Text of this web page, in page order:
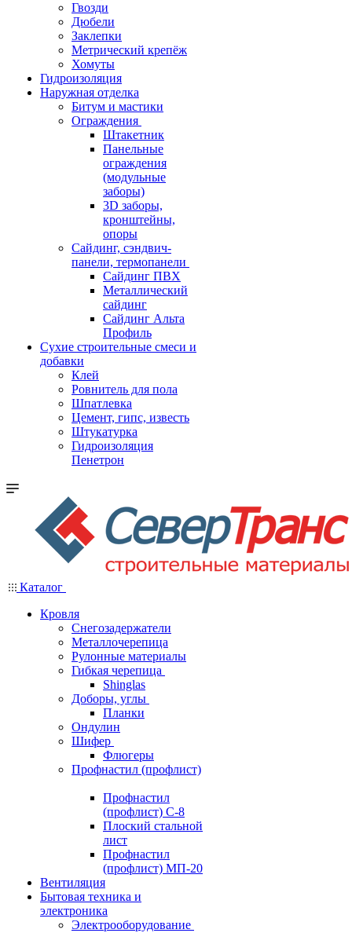
Гвозди
Дюбели
Заклепки
Метрический крепёж
Хомуты
Гидроизоляция
Наружная отделка
Битум и мастики
Ограждения
Штакетник
Панельные
ограждения
(модульные
заборы)
3D заборы,
кронштейны,
опоры
Cайдинг, сэндвич-
панели, термопанели
Сайдинг ПВХ
Металлический
сайдинг
Сайдинг Альта
Профиль
Сухие строительные смеси и
добавки
Клей
Ровнитель для пола
Шпатлевка
Цемент, гипс, известь
Штукатурка
Гидроизоляция
Пенетрон
Каталог
Кровля
Снегозадержатели
Металлочерепица
Рулонные материалы
Гибкая черепица
Shinglas
Доборы, углы
Планки
Ондулин
Шифер
Флюгеры
Профнастил (профлист)
Профнастил
(профлист) С-8
Плоский стальной
лист
Профнастил
(профлист) МП-20
Вентиляция
Бытовая техника и
электроника
Электрооборудование